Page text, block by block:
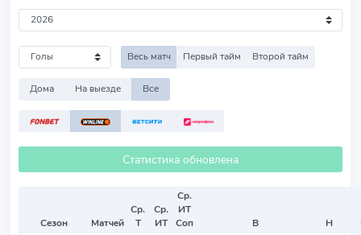
Весь матч Первый тайм Второй тайм
Дома На выезде Все
Статистика обновлена
Сезон Матчей
Ср.
Т
Ср.
ИТ
Ср.
ИТ
Соп
В Н